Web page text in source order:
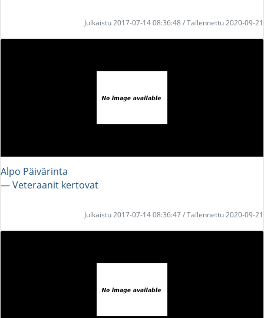
Julkaistu 2017-07-14 08:36:48 / Tallennettu 2020-09-21
Alpo Päivärinta
― Veteraanit kertovat
Julkaistu 2017-07-14 08:36:47 / Tallennettu 2020-09-21